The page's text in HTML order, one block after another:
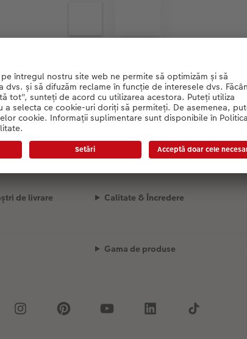
de prețuri este în curs de descărcare
de livrare Calitate & Încredere
Gama de produse